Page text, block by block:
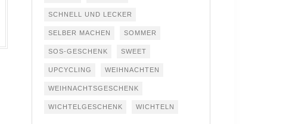
SCHNELL UND LECKER
SELBER MACHEN SOMMER
SOS-GESCHENK SWEET
UPCYCLING WEIHNACHTEN
WEIHNACHTSGESCHENK
WICHTELGESCHENK WICHTELN